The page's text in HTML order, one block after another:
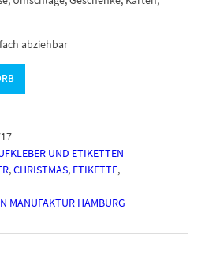
abziehbar
UND ETIKETTEN
,CHRISTMAS, ETIKETTE,
MANUFAKTUR HAMBURG